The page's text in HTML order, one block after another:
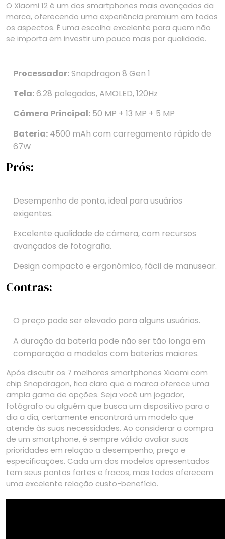
O Xiaomi 12 é um dos smartphones mais avançados da
marca, oferecendo uma experiência premium em todos
os aspectos. É uma escolha excelente para quem não
se importa em investir um pouco mais por qualidade.
Processador:Snapdragon 8 Gen 1
Tela:6.28 polegadas, AMOLED, 120Hz
Câmera Principal: 50 MP + 13 MP + 5 MP
Bateria: 4500 mAh com carregamento rápido de
67W
Prós:
Desempenho de ponta, ideal para usuários
exigentes.
Excelente qualidade de câmera, com recursos
avançados de fotografia.
Design compacto e ergonômico, fácil de manusear.
Contras:
O preço pode ser elevado para alguns usuários.
A duração da bateria pode não ser tão longa em
comparação a modelos com baterias maiores.
Após discutir os 7 melhores smartphones Xiaomi com
chip Snapdragon, fica claro que a marca oferece uma
ampla gama de opções. Seja você um jogador,
fotógrafo ou alguém que busca um dispositivo para o
dia a dia, certamente encontrará um modelo que
atende às suas necessidades. Ao considerar a compra
de um smartphone, é sempre válido avaliar suas
prioridades em relação a desempenho, preço e
especificações. Cada um dos modelos apresentados
tem seus pontos fortes e fracos, mas todos oferecem
uma excelente relação custo-benefício.